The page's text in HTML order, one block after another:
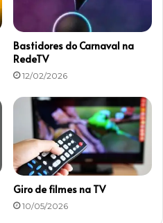
Bastidores do Carnaval na
RedeTV
12/02/2026
Giro de filmes na TV
10/05/2026